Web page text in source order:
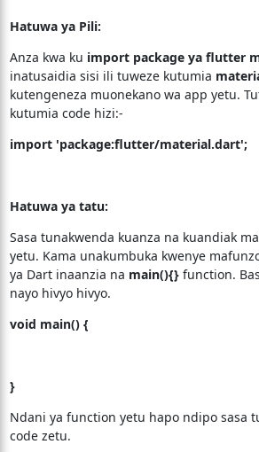
Hatuwa ya Pili:
Anza kwa ku import package ya flutter
inatusaidia sisi ili tuweze kutumia
kutengeneza muonekano wa app yetu.
kutumia code hizi:-
import 'package:flutter/material.dart';
Hatuwa ya tatu:
Sasa tunakwenda kuanza na kuandiak
yetu. Kama unakumbuka kwenye
ya Dart inaanzia na main(){}function.
nayo hivyo hivyo.
void main() {
}
Ndani ya function yetu hapo ndipo sasa
code zetu.